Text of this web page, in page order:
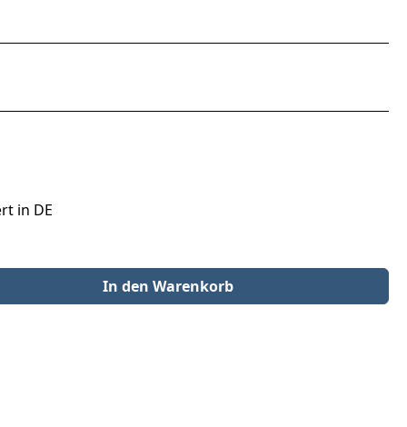
in DE
benutze die Schaltflächen um die Anzahl zu erhöhen oder zu
In den Warenkorb